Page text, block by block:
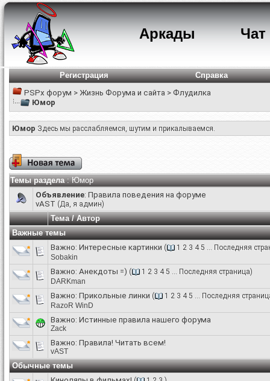
Аркады Чат
Регистрация
Справка
PSPx форум > Жизнь Форума и сайта > Флудилка
Юмор
Юмор Здесь мы расслабляемся, шутим и прикалываемся.
Темы раздела: Юмор
Объявление: Правила поведения на форуме
vAST (Да, я админ)
Тема/Автор
Важные темы
Важно: Интересные картинки ( 1 2 3 4 5 ... Последняя
Sobakin
Важно: Анекдоты =) ( 1 2 3 4 5 ... Последняя страница)
DARKman
Важно: Прикольные линки ( 1 2 3 4 5 ... Последняя
RazoR WinD
Важно: Истинные правила нашего форума
Zack
Важно: Правила! Читать всем!
vAST
Обычные темы